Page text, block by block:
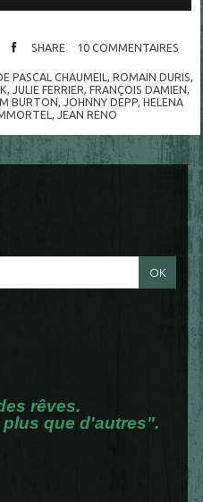
SHARE 10 COMMENTAIRES
PASCAL CHAUMEIL ,ROMAIN DURIS
JULIE FERRIER ,FRANÇOIS DAMIEN
BURTON JOHNNY DEPP ,HELENA
JEAN RENO
rêves.
que d'autres".